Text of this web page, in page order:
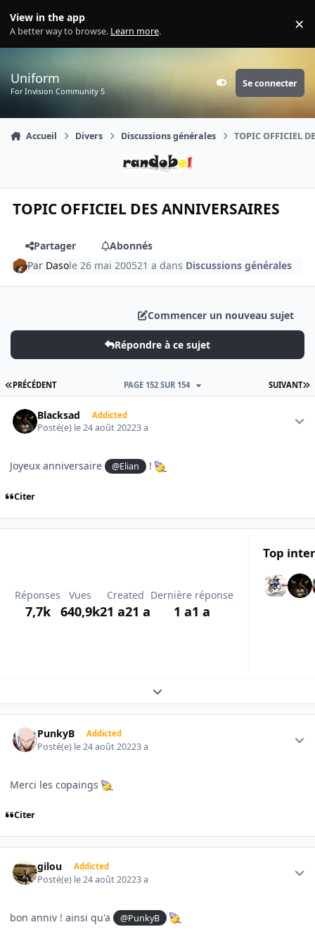
View in the app
A better way to browse. Learn more. ×
Uniform
For Invision Community 5 Customizer
Se connecter
Accueil Divers Discussions générales TOPIC OFFICIEL
TOPIC OFFICIEL DES ANNIVERSAIRES
Partager
Abonnés
Par Dasole 26 mai 200521 a dans Discussions générales
Commencer un nouveau sujet
Répondre à ce sujet
PREMIÈRE PAGE
PRÉCÉDENT SUIVANT
PAGE 152 SUR 154
Blacksad Addicted
Posté(e) le 24 août 20223 a
Joyeux anniversaire @Elian !
Citer
Réponses
7,7k
Vues
640,9k
Created
21 a21 a
Dernière réponse
1 a1 a
Top
Expand topic overview
PunkyB Addicted
Posté(e) le 24 août 20223 a
Merci les copaings
Citer
gilou Addicted
Posté(e) le 24 août 20223 a
bon anniv ! ainsi qu'a @PunkyB